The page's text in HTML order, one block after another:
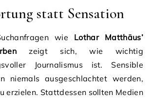
statt Sensation
wie Lothar Matthäus’
zeigt sich, wie wichtig
Journalismus ist. Sensible
niemals ausgeschlachtet werden,
erzielen. Stattdessen sollten Medien